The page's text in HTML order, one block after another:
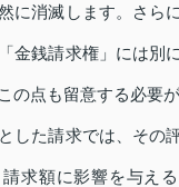
に消滅します。さら
金銭請求権」には別
の点も留意する必要が
した請求では、その
求額に影響を与え